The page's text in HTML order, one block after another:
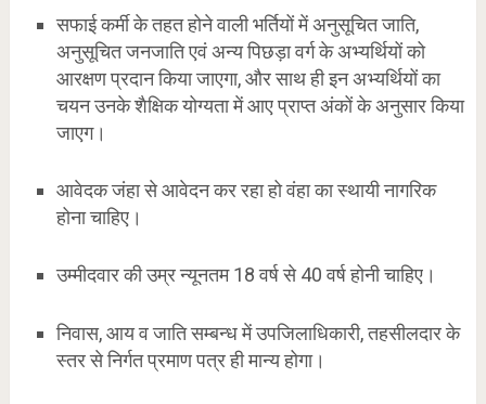
सफाई कर्मी के तहत होने वाली भर्तियों में अनुसूचित जाति,
अनुसूचित जनजाति एवं अन्य पिछड़ा वर्ग के अभ्यर्थियों को
आरक्षण प्रदान किया जाएगा, और साथ ही इन अभ्यर्थियों का
चयन उनके शैक्षिक योग्यता में आए प्राप्त अंकों के अनुसार किया
जाएग।
आवेदक जंहा से आवेदन कर रहा हो वंहा का स्थायी नागरिक
होना चाहिए।
उम्मीदवार की उम्र न्यूनतम 18 वर्ष से 40 वर्ष होनी चाहिए।
निवास, आय व जाति सम्बन्ध में उपजिलाधिकारी, तहसीलदार के
स्तर से निर्गत प्रमाण पत्र ही मान्य होगा।